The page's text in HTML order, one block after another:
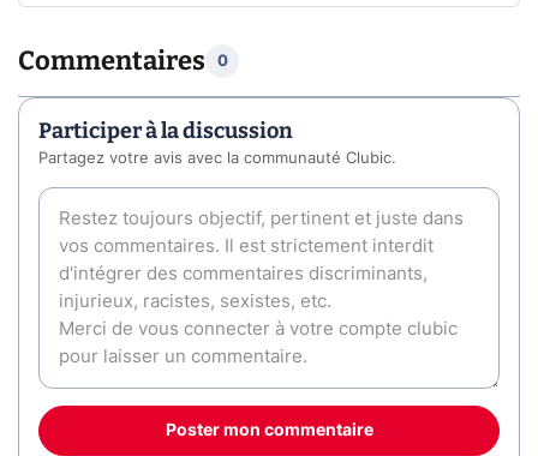
Commentaires 0
Participer à la discussion
Partagez votre avis avec la communauté Clubic.
Poster mon commentaire